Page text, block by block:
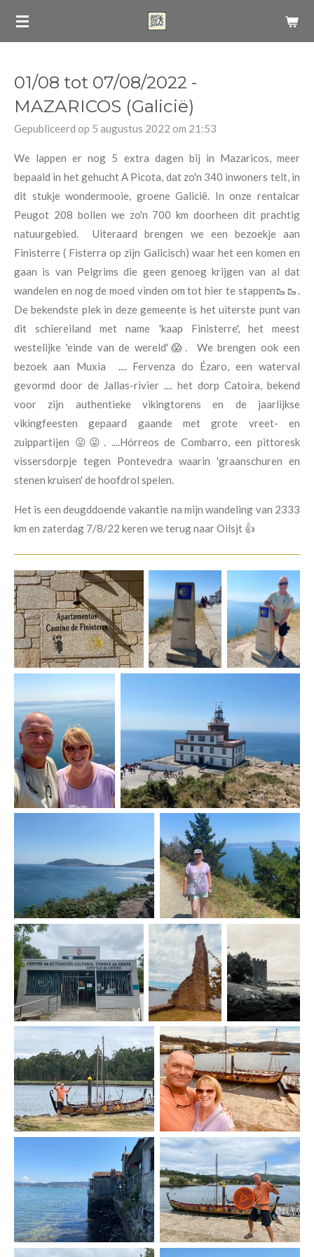
Ga
hoofdinhoud
01/08 tot 07/08/2022 -
MAZARICOS (Galicië)
Gepubliceerd op 5 augustus 2022 om 21:53
We lappen er nog 5 extra dagen bij in Mazaricos, meer
bepaald in het gehucht A Picota, dat zo'n 340 inwoners telt, in
dit stukje wondermooie, groene Galicië. In onze rentalcar
Peugot 208 bollen we zo'n 700 km doorheen dit prachtig
natuurgebied. Uiteraard brengen we een bezoekje aan
Finisterre ( Fisterra op zijn Galicisch) waar het een komen en
gaan is van Pelgrims die geen genoeg krijgen van al dat
wandelen en nog de moed vinden om tot hier te stappen🥾🥾.
De bekendste plek in deze gemeente is het uiterste punt van
dit schiereiland met name 'kaap Finisterre', het meest
westelijke 'einde van de wereld'😱. We brengen ook een
bezoek aan Muxia .... Fervenza do Ézaro, een waterval
gevormd door de Jallas-rivier .... het dorp Catoira, bekend
voor zijn authentieke vikingtorens en de jaarlijkse
vikingfeesten gepaard gaande met grote vreet- en
zuippartijen 😜😜. ....Hórreos de Combarro, een pittoresk
vissersdorpje tegen Pontevedra waarin 'graanschuren en
stenen kruisen' de hoofdrol spelen.
Het is een deugddoende vakantie na mijn wandeling van 2333
km en zaterdag 7/8/22 keren we terug naar Oilsjt 👍